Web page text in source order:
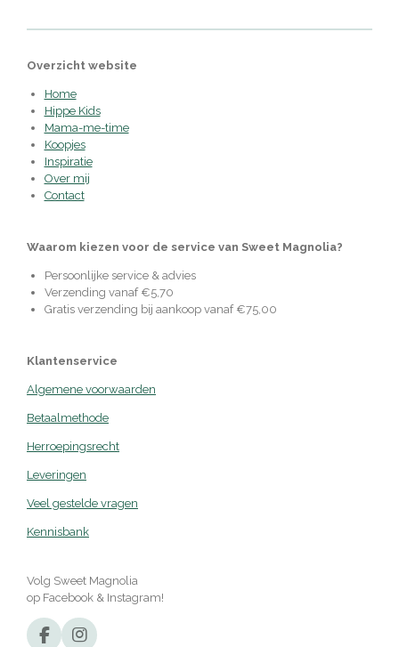
Overzicht website
Home
Hippe Kids
Mama-me-time
Koopjes
Inspiratie
Over mij
Contact
Waarom kiezen voor de service van Sweet Magnolia?
Persoonlijke service & advies
Verzending vanaf €5,70
Gratis verzending bij aankoop vanaf €75,00
Klantenservice
Algemene voorwaarden
Betaalmethode
Herroepingsrecht
Leveringen
Veel gestelde vragen
Kennisbank
Volg Sweet Magnolia
op Facebook & Instagram!
F
I